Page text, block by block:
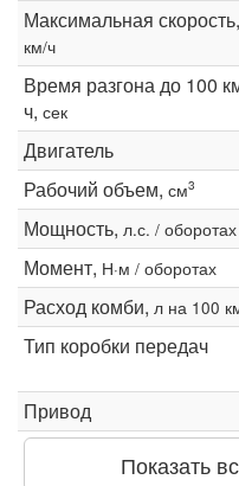
Максимальная скорость,
км/ч
Время разгона до 100
ч, сек
Двигатель
Рабочий объем, см3
Мощность, л.с. / оборотах
Момент, Н·м / оборотах
Расход комби, л на 100
Тип коробки передач
Привод
Показать